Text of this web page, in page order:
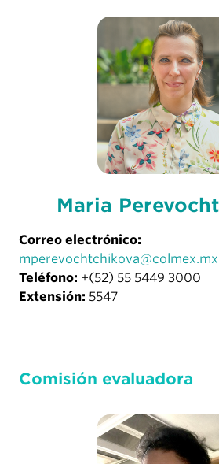
Maria
Correo electrónico:
mperevochtchikova@colmex.mx
Teléfono: +(52) 55 5449 3000
Extensión: 5547
Comisión evaluadora